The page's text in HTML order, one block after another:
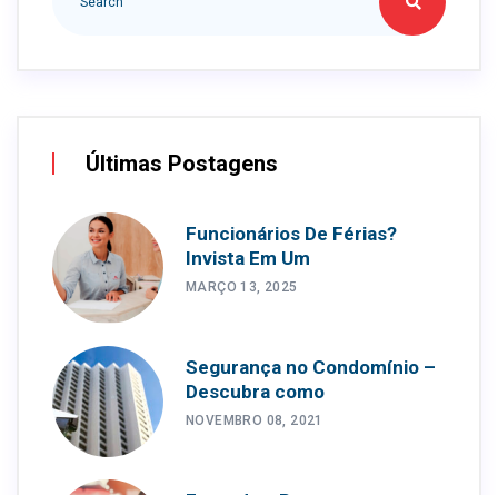
Últimas Postagens
Funcionários De Férias?
Invista Em Um
MARÇO 13, 2025
Segurança no Condomínio –
Descubra como
NOVEMBRO 08, 2021